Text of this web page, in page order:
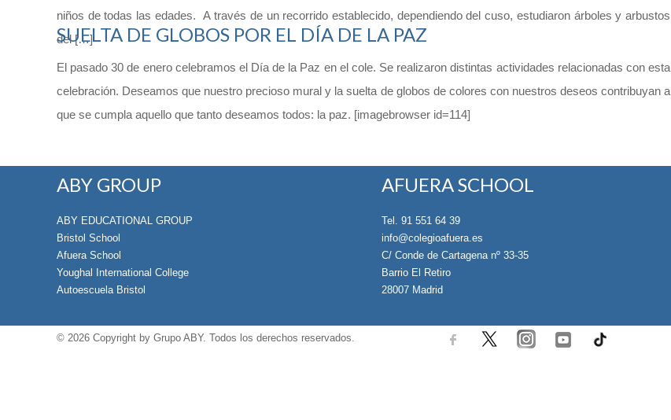
niños de todas las edades. A través de un recorrido establecido, dependiendo del cuso, estudiaron árboles y arbustos
del […]
SUELTA DE GLOBOS POR EL DÍA DE LA PAZ
El pasado 30 de enero celebramos el Día de la Paz en el cole. Se realizaron distintas actividades relacionadas con esta
celebración. Deseamos que nuestro precioso mural y la suelta de globos de colores con nuestros deseos contribuyan a
que se cumpla aquello que tanto deseamos todos: la paz. [imagebrowser id=114]
ABY GROUP
ABY EDUCATIONAL GROUP
Bristol School
Afuera School
Youghal International College
Autoescuela Bristol
AFUERA SCHOOL
Tel. 91 551 64 39
info@colegioafuera.es
C/ Conde de Cartagena nº 33-35
Barrio El Retiro
28007 Madrid
© 2026 Copyright by Grupo ABY. Todos los derechos reservados.